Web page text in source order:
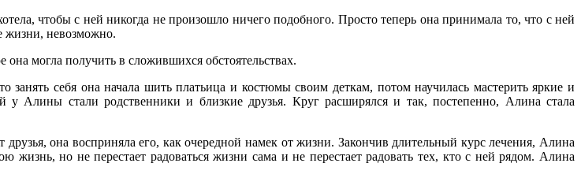
чтобы с ней никогда не произошло ничего подобного. Просто теперь она принимала то, что с ней
жизни, невозможно.
она могла получить в сложившихся обстоятельствах.
себя она начала шить платьица и костюмы своим деткам, потом научилась мастерить яркие и
у Алины стали родственники и близкие друзья. Круг расширялся и так, постепенно, Алина стала
она восприняла его, как очередной намек от жизни. Закончив длительный курс лечения, Алина
но не перестает радоваться жизни сама и не перестает радовать тех, кто с ней рядом. Алина